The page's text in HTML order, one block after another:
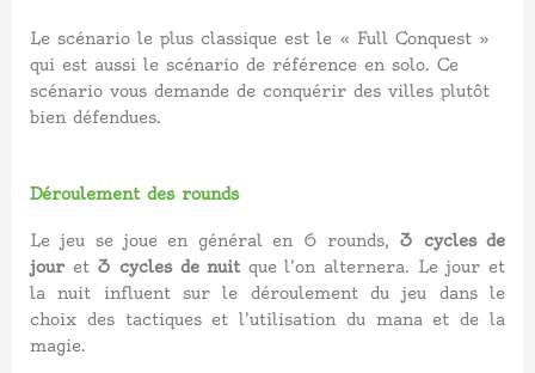
Le scénario le plus classique est le « Full Conquest »
qui est aussi le scénario de référence en solo. Ce
scénario vous demande de conquérir des villes plutôt
bien défendues.
Déroulement des rounds
Le jeu se joue en général en 6 rounds, 3 cycles de
jour et 3 cycles de nuit que l’on alternera. Le jour et
la nuit influent sur le déroulement du jeu dans le
choix des tactiques et l’utilisation du mana et de la
magie.